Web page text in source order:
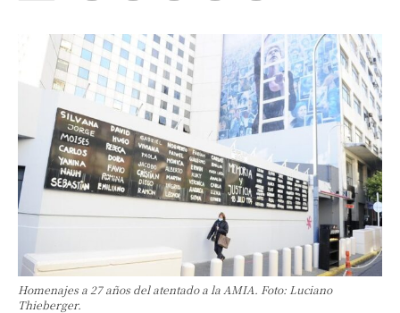
Homenajes a 27 años del atentado a la AMIA. Foto: Luciano
Thieberger.